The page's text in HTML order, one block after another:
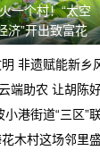
利率的费用合
场小米之家买的
翘起等问题有安
、退款道歉
介所虚假宣传，
一个村！“太空
济”开出致富花
非遗赋能新乡
端助农 让胡陈
小港街道“三区”
木村这场邻里